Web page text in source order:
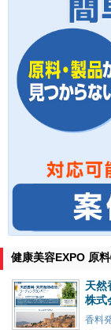
健康美容EXPO 原
天然
株式
香料